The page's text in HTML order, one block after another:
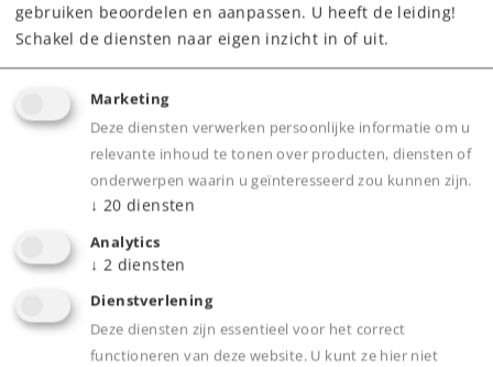
Onderdelen bestellen
Highlights
Geladen met aantrekkelijke containers.
Containers afneembaar en stapelbaar.
Insteekbare rongen worden meegeleverd.
gebruiken beoordelen en aanpassen. U heeft de leiding!
Schakel de diensten naar eigen inzicht in of uit.
Marketing
Deze diensten verwerken persoonlijke informatie om u
relevante inhoud te tonen over producten, diensten of
onderwerpen waarin u geïnteresseerd zou kunnen zijn.
↓ 20 diensten
Analytics
↓ 2 diensten
Dienstverlening
Deze diensten zijn essentieel voor het correct
functioneren van deze website. U kunt ze hier niet